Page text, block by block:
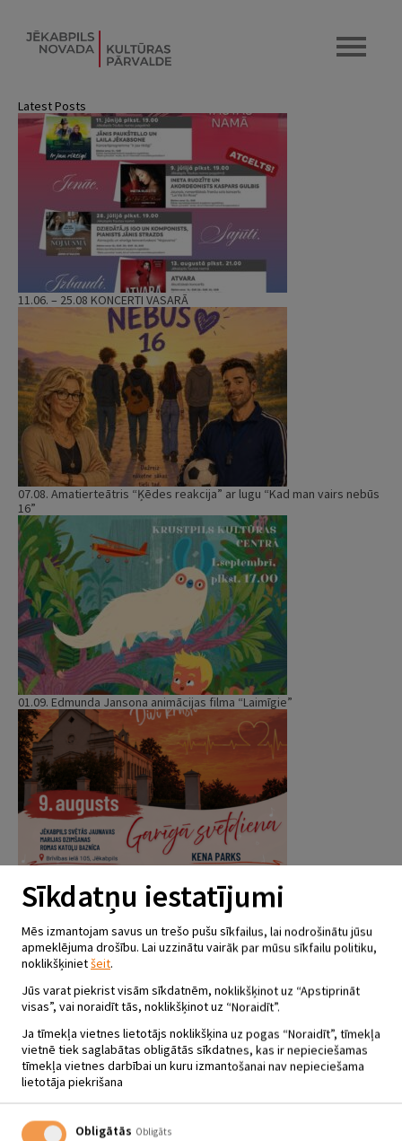
Latest Posts
11.06. – 25.08 KONCERTI VASARĀ
07.08. Amatierteātris “Ķēdes reakcija” ar lugu “Kad man vairs nebūs
16”
01.09. Edmunda Jansona animācijas filma “Laimīgie”
09.08. “Garīgā svētdiena” Jēkabpils pilsētas svētkos
06.08. Ievada nodarbība projektam “Austās segas Latvijā”
Sīkdatņu iestatījumi
Mēs izmantojam savus un trešo pušu sīkfailus, lai nodrošinātu jūsu
apmeklējuma drošību. Lai uzzinātu vairāk par mūsu sīkfailu politiku,
noklikšķinietšeit.
Jūs varat piekrist visām sīkdatnēm, noklikšķinot uz “Apstiprināt
visas”, vai noraidīt tās, noklikšķinot uz “Noraidīt”.
Ja tīmekļa vietnes lietotājs noklikšķina uz pogas “Noraidīt”, tīmekļa
vietnē tiek saglabātas obligātās sīkdatnes, kas ir nepieciešamas
tīmekļa vietnes darbībai un kuru izmantošanai nav nepieciešama
lietotāja piekrišana
Obligātās Obligāts